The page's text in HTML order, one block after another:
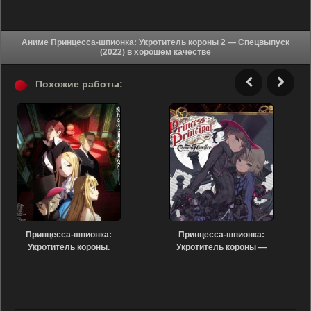
Аниме Принцесса-шпионка: Укротитель короны 2 — Спецвыпуск
(2022) в хорошем качестве
Похожие работы:
Принцесса-шпионка:
Укротитель короны.
Принцесса-шпионка:
Укротитель короны —